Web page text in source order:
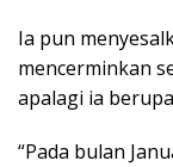
Ia pun
mencerminkan
apalagi ia
“Pada bulan